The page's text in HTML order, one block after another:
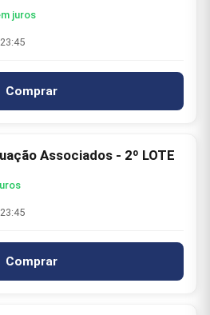
juros
Comprar
Associados - 2º LOTE
Comprar